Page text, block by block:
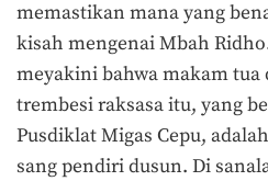
memastikan mana yang
kisah mengenai Mbah
meyakini bahwa makam tua
trembesi raksasa itu, yang
Pusdiklat Migas Cepu,
sang pendiri dusun. Di